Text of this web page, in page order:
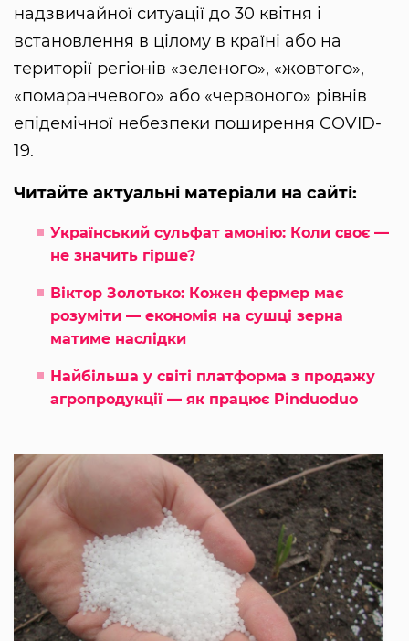
надзвичайної ситуації до 30 квітня і
встановлення в цілому в країні або на
території регіонів «зеленого», «жовтого»,
«помаранчевого» або «червоного» рівнів
епідемічної небезпеки поширення COVID-
19.
Читайте актуальні матеріали на сайті:
Український сульфат амонію: Коли своє —
не значить гірше?
Віктор Золотько: Кожен фермер має
розуміти — економія на сушці зерна
матиме наслідки
Найбільша у світі платформа з продажу
агропродукції — як працює Pinduoduo